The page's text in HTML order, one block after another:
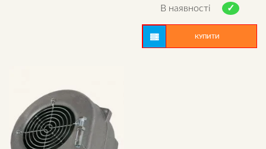
out of 5
В наявності
КУПИТИ